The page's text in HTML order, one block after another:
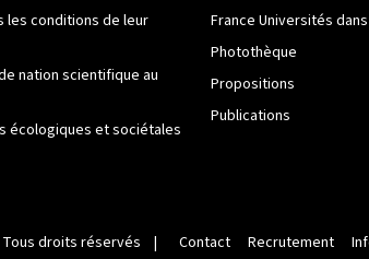
les conditions de leur
nation scientifique au
écologiques et sociétales
France Universités
Photothèque
Propositions
Publications
Tous droits réservés | Contact Recrutement